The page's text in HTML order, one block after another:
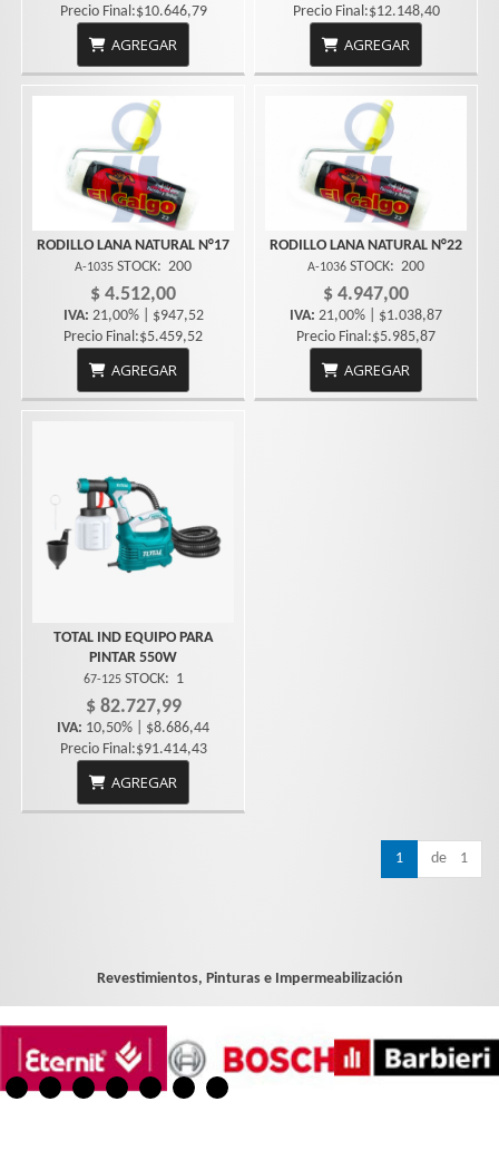
Precio Final:$10.646,79
AGREGAR
Precio Final:$12.148,40
AGREGAR
RODILLO LANA NATURAL N°17
A-1035 STOCK: 200
$ 4.512,00
IVA: 21,00% | $947,52
Precio Final:$5.459,52
AGREGAR
RODILLO LANA NATURAL N°22
A-1036 STOCK: 200
$ 4.947,00
IVA: 21,00% | $1.038,87
Precio Final:$5.985,87
AGREGAR
TOTAL IND EQUIPO PARA
PINTAR 550W
67-125 STOCK: 1
$ 82.727,99
IVA: 10,50% | $8.686,44
Precio Final:$91.414,43
AGREGAR
1 de 1
Revestimientos, Pinturas e Impermeabilización